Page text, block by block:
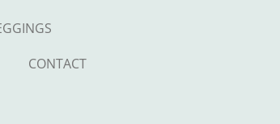
CONTACT